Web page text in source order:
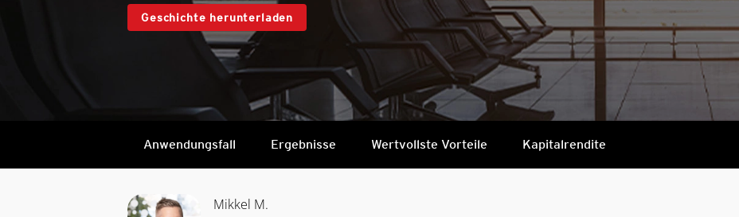
Geschichte herunterladen
Anwendungsfall Ergebnisse Wertvollste Vorteile Kapitalrendite
Mikkel M.